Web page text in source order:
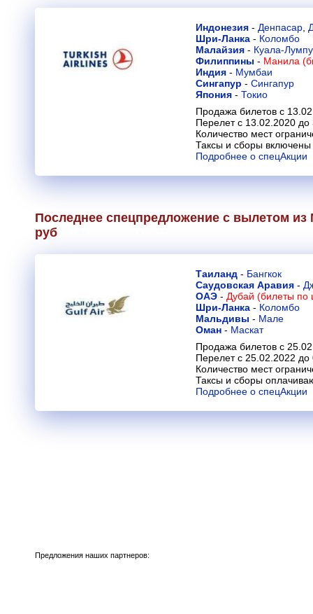
Индонезия - Денпасар
Шри-Ланка - Коломбо
Малайзия - Куала-
Филиппины - Манила
Индия - Мумбаи
Сингапур - Сингапур
Япония - Токио
Продажа билетов с
Перелет с 13.02.2020 до
Количество мест
Таксы и сборы включены
Подробнее о спецАкции
Последнее спецпредложение с вылетом
руб
Таиланд - Бангкок
Саудовская Аравия -
ОАЭ - Дубай (билеты по
Шри-Ланка - Коломбо
Мальдивы - Мале
Оман - Маскат
Продажа билетов с
Перелет с 25.02.2022 до
Количество мест
Таксы и сборы
Подробнее о спецАкции
Предложения наших партнеров: